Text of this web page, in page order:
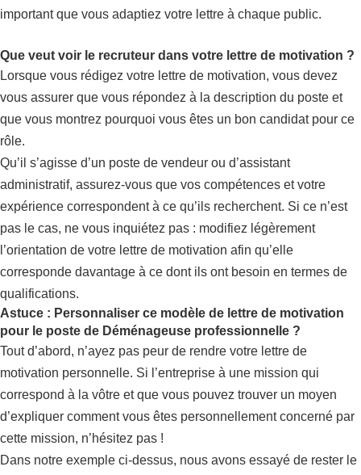
important que vous adaptiez votre lettre à chaque public.
Que veut voir le recruteur dans votre lettre de motivation ?
Lorsque vous rédigez votre lettre de motivation, vous devez
vous assurer que vous répondez à la description du poste et
que vous montrez pourquoi vous êtes un bon candidat pour ce
rôle.
Qu’il s’agisse d’un poste de vendeur ou d’assistant
administratif, assurez-vous que vos compétences et votre
expérience correspondent à ce qu’ils recherchent. Si ce n’est
pas le cas, ne vous inquiétez pas : modifiez légèrement
l’orientation de votre lettre de motivation afin qu’elle
corresponde davantage à ce dont ils ont besoin en termes de
qualifications.
Astuce : Personnaliser ce modèle de lettre de motivation
pour le poste de Déménageuse professionnelle ?
Tout d’abord, n’ayez pas peur de rendre votre lettre de
motivation personnelle. Si l’entreprise à une mission qui
correspond à la vôtre et que vous pouvez trouver un moyen
d’expliquer comment vous êtes personnellement concerné par
cette mission, n’hésitez pas !
Dans notre exemple ci-dessus, nous avons essayé de rester le